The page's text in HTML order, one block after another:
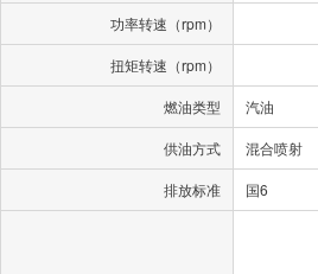
功率转速（rpm）
扭矩转速（rpm）
燃油类型 汽油
供油方式 混合喷射
排放标准 国6